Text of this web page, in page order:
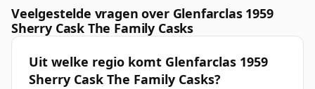
Veelgestelde vragen over Glenfarclas 1959
Sherry Cask The Family Casks
Uit welke regio komt Glenfarclas 1959
Sherry Cask The Family Casks?